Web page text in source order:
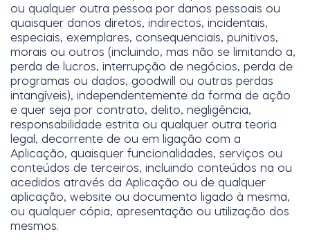
ou qualquer outra pessoa por danos pessoais ou
quaisquer danos diretos, indirectos, incidentais,
especiais, exemplares, consequenciais, punitivos,
morais ou outros (incluindo, mas não se limitando a,
perda de lucros, interrupção de negócios, perda de
programas ou dados, goodwill ou outras perdas
intangíveis), independentemente da forma de ação
e quer seja por contrato, delito, negligência,
responsabilidade estrita ou qualquer outra teoria
legal, decorrente de ou em ligação com a
Aplicação, quaisquer funcionalidades, serviços ou
conteúdos de terceiros, incluindo conteúdos na ou
acedidos através da Aplicação ou de qualquer
aplicação, website ou documento ligado à mesma,
ou qualquer cópia, apresentação ou utilização dos
mesmos.